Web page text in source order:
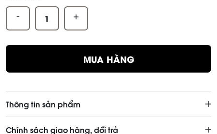
- +
MUA HÀNG
Thông tin sản phẩm
Chính sách giao hàng, đổi trả